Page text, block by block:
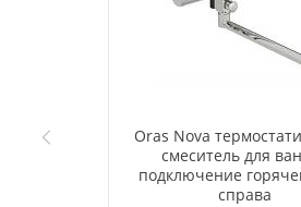
Oras Nova
смеситель для
подключение
справа